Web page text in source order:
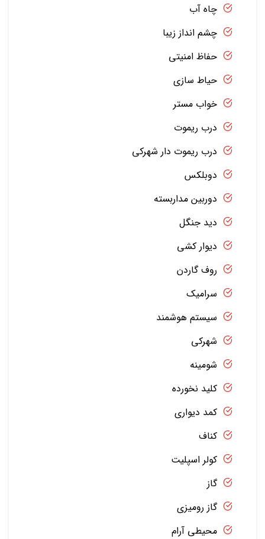
چاه آب
چشم انداز زیبا
حفاظ امنیتی
حیاط سازی
خواب مستر
درب ریموت
درب ریموت دار شهرکی
دوبلکس
دوربین مداربسته
دید جنگل
دیوار کشی
روف گاردن
سرامیک
سیستم هوشمند
شهرکی
شومینه
کلید نخورده
کمد دیواری
کناف
کولر اسپلیت
گاز
گاز رومیزی
محیطی آرام